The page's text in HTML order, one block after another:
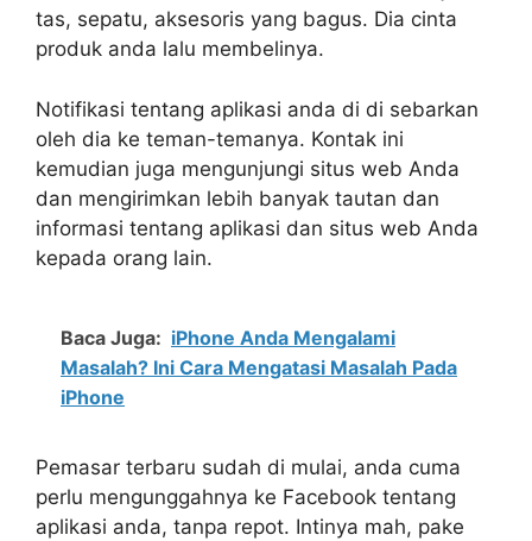
tas, sepatu, aksesoris yang bagus. Dia cinta
produk anda lalu membelinya.
Notifikasi tentang aplikasi anda di di sebarkan
oleh dia ke teman-temanya. Kontak ini
kemudian juga mengunjungi situs web Anda
dan mengirimkan lebih banyak tautan dan
informasi tentang aplikasi dan situs web Anda
kepada orang lain.
Baca Juga: iPhone Anda Mengalami
Masalah? Ini Cara Mengatasi Masalah Pada
iPhone
Pemasar terbaru sudah di mulai, anda cuma
perlu mengunggahnya ke Facebook tentang
aplikasi anda, tanpa repot. Intinya mah, pake